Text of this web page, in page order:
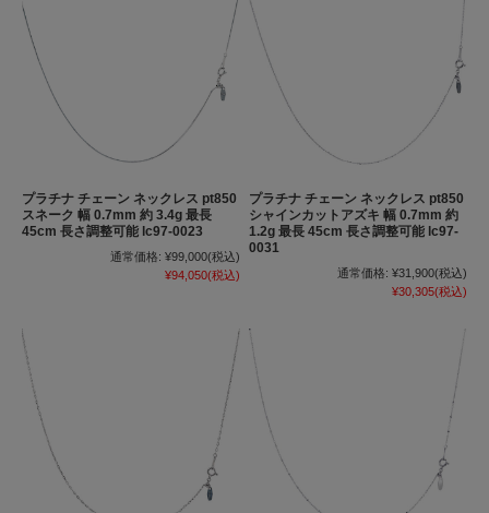
プラチナ チェーン ネックレス pt850
スネーク 幅 0.7mm 約 3.4g 最長
45cm 長さ調整可能 lc97-0023
通常価格: ¥99,000(税込)
¥94,050(税込)
プラチナ チェーン ネックレス pt850
シャインカットアズキ 幅 0.7mm 約
1.2g 最長 45cm 長さ調整可能 lc97-
0031
通常価格: ¥31,900(税込)
¥30,305(税込)